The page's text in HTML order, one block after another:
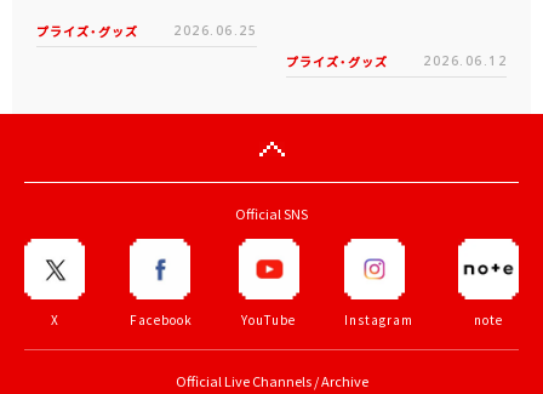
プライズ・グッズ 2026.06.25
プライズ・グッズ 2026.06.12
Official SNS
X Facebook YouTube Instagram note
Official Live Channels / Archive